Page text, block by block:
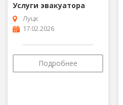
Услуги эвакуатора
Луцк
17.02.2026
Подробнее